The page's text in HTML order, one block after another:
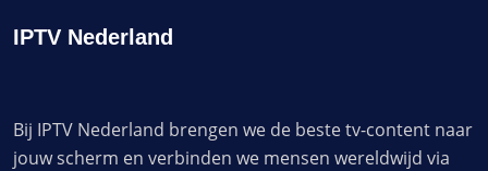
IPTV Nederland
Bij IPTV Nederland brengen we de beste tv-content naar
jouw scherm en verbinden we mensen wereldwijd via